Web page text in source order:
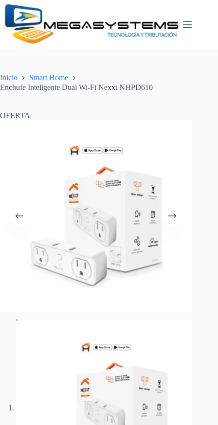
Saltar
contenido
Inicio
Smart Home
Enchufe Inteligente Dual Wi-Fi Nexxt NHPD610
OFERTA